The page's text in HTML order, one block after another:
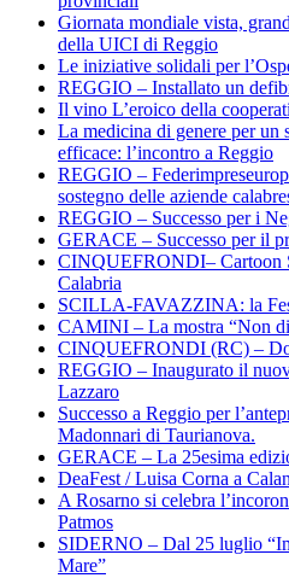
Giornata mondiale vista,
della UICI di Reggio
Le iniziative solidali per
REGGIO – Installato un
Il vino L’eroico della
La medicina di genere per un
efficace: l’incontro a Reggio
REGGIO –
sostegno delle aziende
REGGIO – Successo per i
GERACE – Successo per il
CINQUEFRONDI– Cartoon
Calabria
SCILLA-FAVAZZINA: la
CAMINI – La mostra “Non
CINQUEFRONDI (RC) –
REGGIO – Inaugurato il
Lazzaro
Successo a Reggio per
Madonnari di Taurianova.
GERACE – La 25esima
DeaFest / Luisa Corna a
A Rosarno si celebra
Patmos
SIDERNO – Dal 25 luglio
Mare”